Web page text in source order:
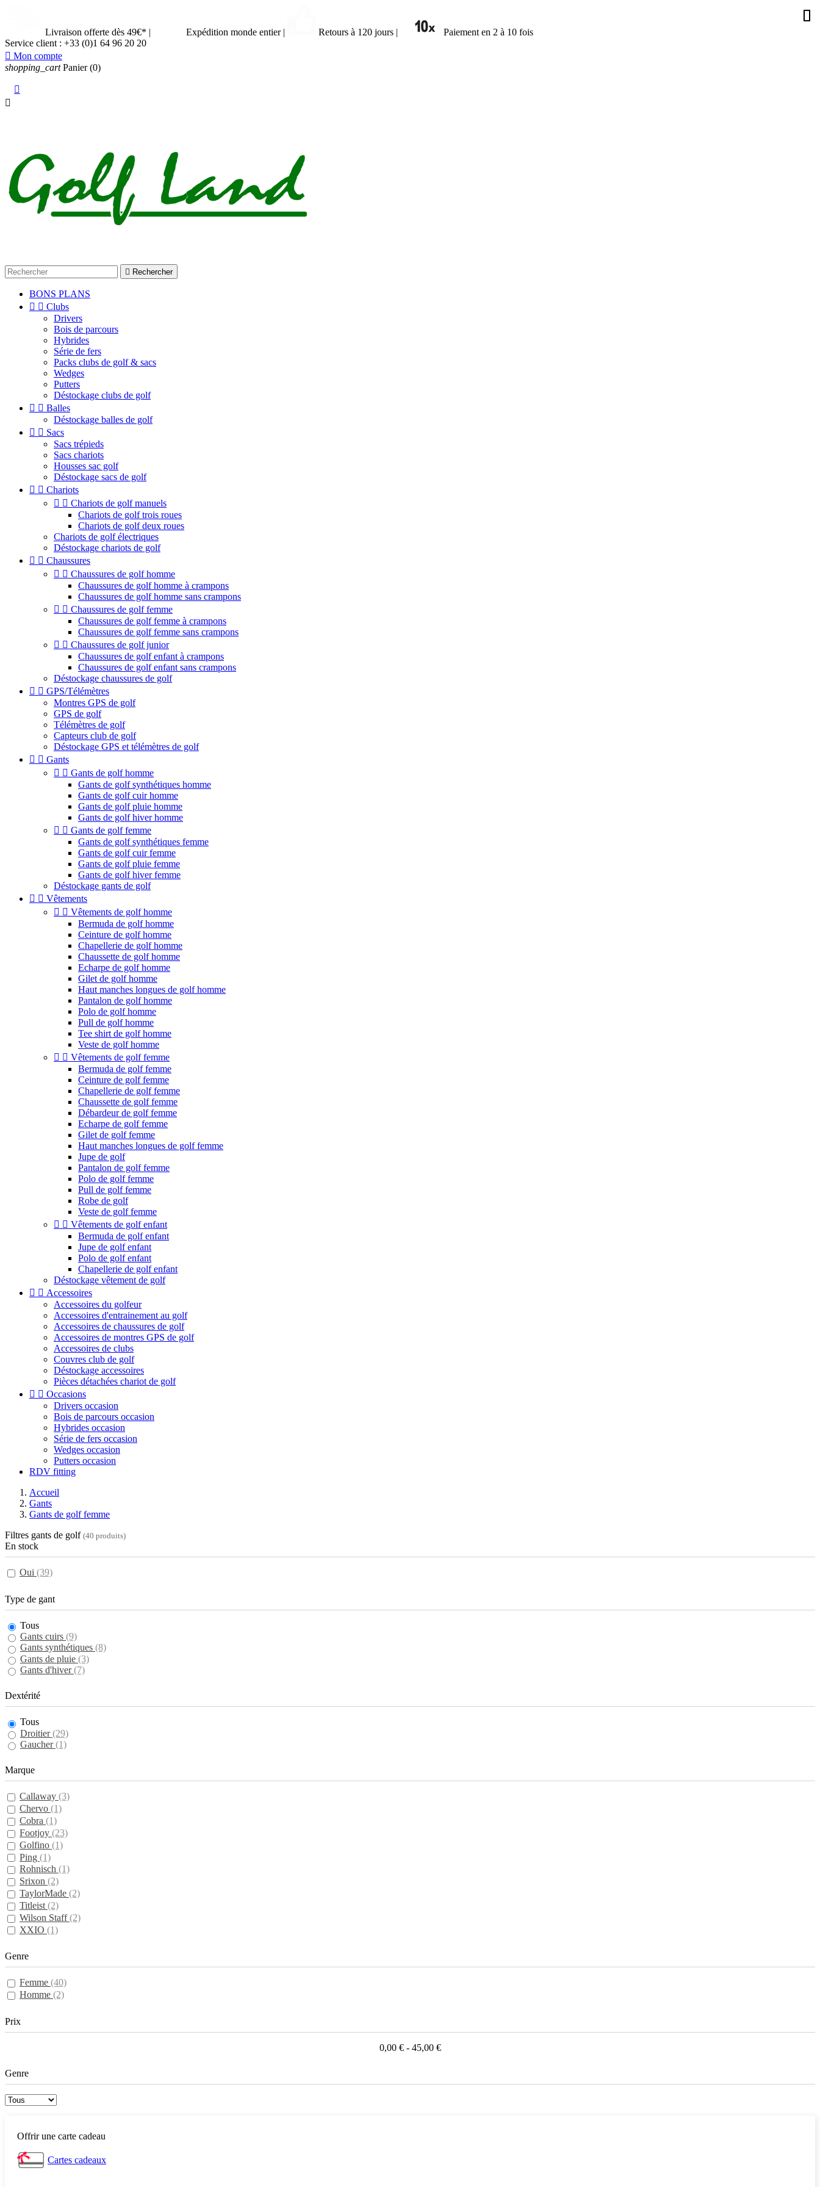
Livraison offerte dès 49€* | Expédition monde entier | Retours à 120 jours |
Paiement en 2 à 10 fois
Service client : +33 (0)1 64 96 20 20
 Mon compte
shopping_cart Panier (0)


 Rechercher
BONS PLANS
  Clubs
Drivers
Bois de parcours
Hybrides
Série de fers
Packs clubs de golf & sacs
Wedges
Putters
Déstockage clubs de golf
  Balles
Déstockage balles de golf
  Sacs
Sacs trépieds
Sacs chariots
Housses sac golf
Déstockage sacs de golf
  Chariots
  Chariots de golf manuels
Chariots de golf trois roues
Chariots de golf deux roues
Chariots de golf électriques
Déstockage chariots de golf
  Chaussures
  Chaussures de golf homme
Chaussures de golf homme à crampons
Chaussures de golf homme sans crampons
  Chaussures de golf femme
Chaussures de golf femme à crampons
Chaussures de golf femme sans crampons
  Chaussures de golf junior
Chaussures de golf enfant à crampons
Chaussures de golf enfant sans crampons
Déstockage chaussures de golf
  GPS/Télémètres
Montres GPS de golf
GPS de golf
Télémètres de golf
Capteurs club de golf
Déstockage GPS et télémètres de golf
  Gants
  Gants de golf homme
Gants de golf synthétiques homme
Gants de golf cuir homme
Gants de golf pluie homme
Gants de golf hiver homme
  Gants de golf femme
Gants de golf synthétiques femme
Gants de golf cuir femme
Gants de golf pluie femme
Gants de golf hiver femme
Déstockage gants de golf
  Vêtements
  Vêtements de golf homme
Bermuda de golf homme
Ceinture de golf homme
Chapellerie de golf homme
Chaussette de golf homme
Echarpe de golf homme
Gilet de golf homme
Haut manches longues de golf homme
Pantalon de golf homme
Polo de golf homme
Pull de golf homme
Tee shirt de golf homme
Veste de golf homme
  Vêtements de golf femme
Bermuda de golf femme
Ceinture de golf femme
Chapellerie de golf femme
Chaussette de golf femme
Débardeur de golf femme
Echarpe de golf femme
Gilet de golf femme
Haut manches longues de golf femme
Jupe de golf
Pantalon de golf femme
Polo de golf femme
Pull de golf femme
Robe de golf
Veste de golf femme
  Vêtements de golf enfant
Bermuda de golf enfant
Jupe de golf enfant
Polo de golf enfant
Chapellerie de golf enfant
Déstockage vêtement de golf
  Accessoires
Accessoires du golfeur
Accessoires d'entrainement au golf
Accessoires de chaussures de golf
Accessoires de montres GPS de golf
Accessoires de clubs
Couvres club de golf
Déstockage accessoires
Pièces détachées chariot de golf
  Occasions
Drivers occasion
Bois de parcours occasion
Hybrides occasion
Série de fers occasion
Wedges occasion
Putters occasion
RDV fitting
Accueil
Gants
Gants de golf femme
Filtres gants de golf (40 produits)
En stock
Oui (39)
Type de gant
Tous
Gants cuirs (9)
Gants synthétiques (8)
Gants de pluie (3)
Gants d'hiver(7)
Dextérité
Tous
Droitier(29)
Gaucher(1)
Marque
Callaway (3)
Chervo (1)
Cobra (1)
Footjoy (23)
Golfino (1)
Ping (1)
Rohnisch (1)
Srixon (2)
TaylorMade (2)
Titleist (2)
Wilson Staff(2)
XXIO (1)
Genre
Femme (40)
Homme (2)
Prix
0,00 € - 45,00 €
Genre
Offrir une carte cadeau
Cartes cadeaux







































